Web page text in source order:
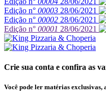
Edição n° 00003 28/06/2021
Edição n° 00002 28/06/2021
Edição n° 00001 28/06/2021
Crie sua conta e confira as
Você pode ler matérias